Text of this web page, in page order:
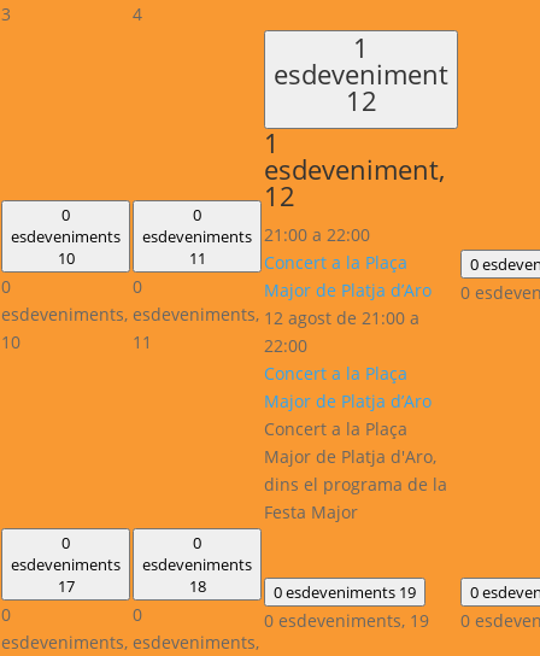
3 4
0
esdeveniments
10
0
esdeveniments,
10
0
esdeveniments
11
0
esdeveniments,
11
1
esdeveniment
12
1
esdeveniment,
12
21:00 a 22:00
Concert a la Plaça
Major de Platja d’Aro
12 agost de 21:00 a
22:00
Concert a la Plaça
Major de Platja d’Aro
Concert a la Plaça
Major de Platja d'Aro,
dins el programa de la
Festa Major
0
0
0
esdeveniments
17
0
esdeveniments,
0
esdeveniments
18
0
esdeveniments,
0 esdeveniments 19
0 esdeveniments, 19
0
0